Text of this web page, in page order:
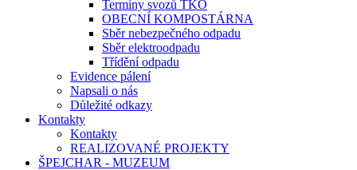
Termíny svozů TKO
OBECNÍ KOMPOSTÁRNA
Sběr nebezpečného odpadu
Sběr elektroodpadu
Třídění odpadu
Evidence pálení
Napsali o nás
Důležité odkazy
Kontakty
Kontakty
REALIZOVANÉ PROJEKTY
ŠPEJCHAR - MUZEUM